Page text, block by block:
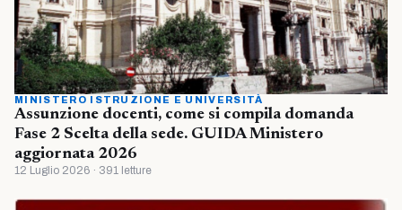
MINISTERO ISTRUZIONE E UNIVERSITÀ
Assunzione docenti, come si compila domanda
Fase 2 Scelta della sede. GUIDA Ministero
aggiornata 2026
12 Luglio 2026 · 391 letture